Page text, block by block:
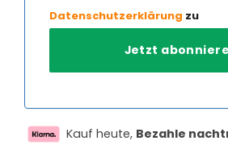
Datenschutzerklärung zu
Kauf heute, Bezahle